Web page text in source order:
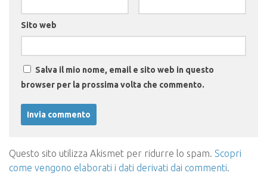
Sito web
Salva il mio nome, email e sito web in questo
browser per la prossima volta che commento.
Questo sito utilizza Akismet per ridurre lo spam. Scopri
come vengono elaborati i dati derivati dai commenti.